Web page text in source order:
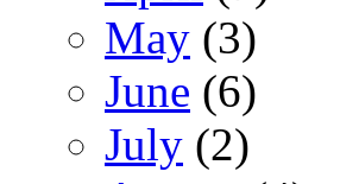
May (3)
June (6)
July (2)